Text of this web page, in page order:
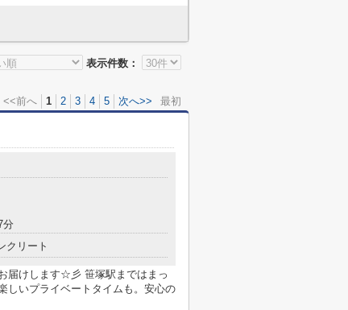
表示件数：
<<前へ 1 2 3 4 5 次へ>> 最初
分
クリート
届けします☆彡 笹塚駅まではまっ
しいプライベートタイムも。安心の